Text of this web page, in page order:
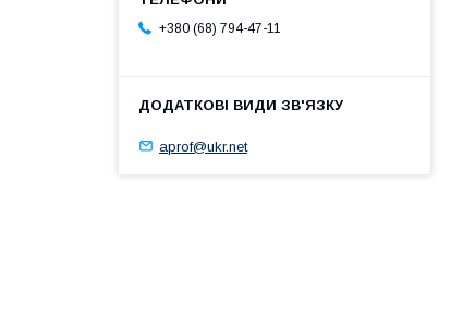
+380 (68) 794-47-11
aprof@ukr.net